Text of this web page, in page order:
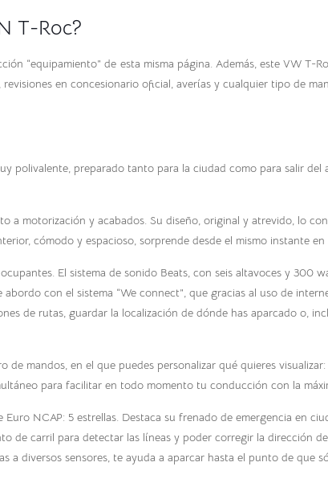
T-Roc?
“equipamiento” de esta misma página. Además, este VW T-
en concesionario oficial, averías y cualquier tipo de
polivalente, preparado tanto para la ciudad como para salir del
a motorización y acabados. Su diseño, original y atrevido, lo
cómodo y espacioso, sorprende desde el mismo instante
El sistema de sonido Beats, con seis altavoces y 300
con el sistema “We connect”, que gracias al uso de
de rutas, guardar la localización de dónde has aparcado o,
mandos, en el que puedes personalizar qué quieres
para facilitar en todo momento tu conducción con la
NCAP: 5 estrellas. Destaca su frenado de emergencia en
de carril para detectar las líneas y poder corregir la dirección
a diversos sensores, te ayuda a aparcar hasta el punto de que